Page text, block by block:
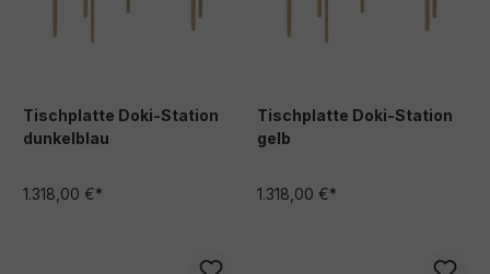
Tischplatte Doki-Station
dunkelblau
1.318,00 €*
Tischplatte Doki-Station
gelb
1.318,00 €*